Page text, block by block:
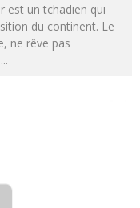
est un tchadien qui
du continent. Le
ne rêve pas
...